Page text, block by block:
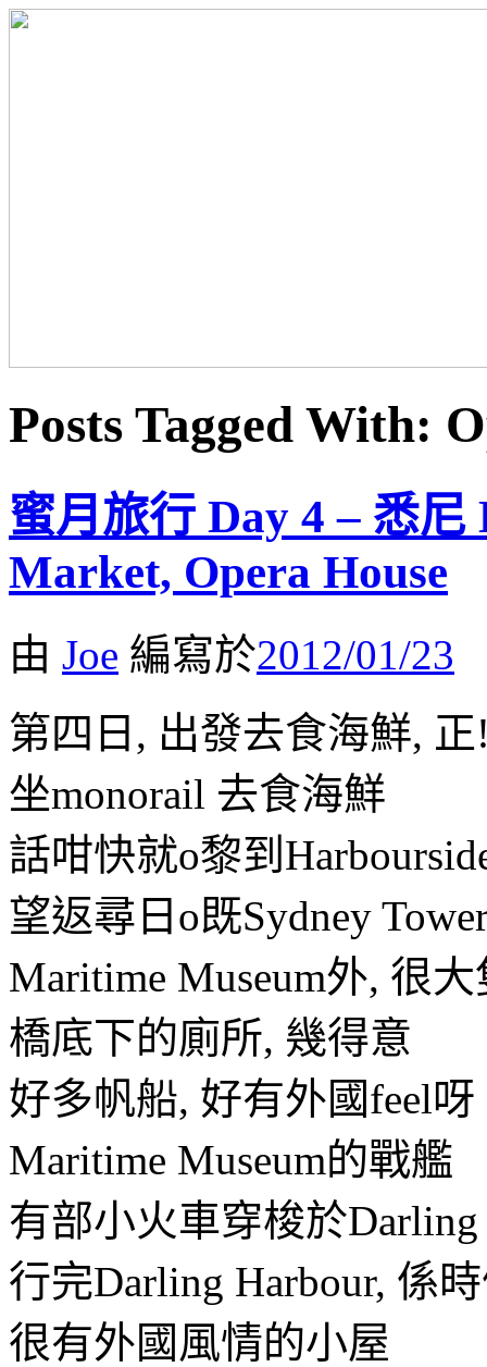
Posts Tagged With:
蜜月旅行 Day 4 – 悉
Market, Opera House
由 Joe 編寫於2012/01/23
第四日, 出發去食海鮮,
坐monorail 去食海鮮
話咁快就o黎到
望返尋日o既Sydney
Maritime Museum外, 很
橋底下的廁所, 幾得意
好多帆船, 好有外國feel呀
Maritime Museum的戰艦
有部小火車穿梭於Darling
行完Darling Harbour, 係
很有外國風情的小屋